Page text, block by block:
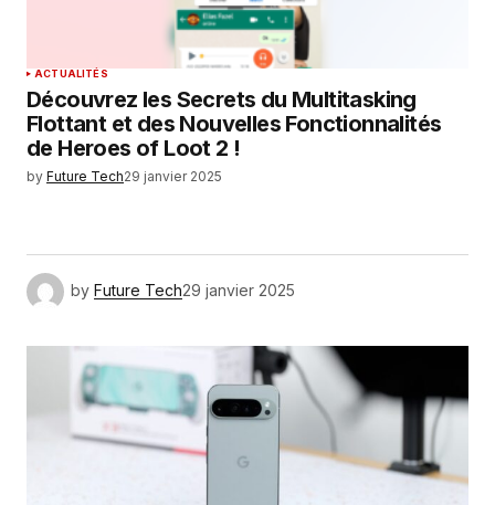
by Future Tech29 janvier 2025
ACTUALITÉS
Découvrez les Secrets du Multitasking
Flottant et des Nouvelles Fonctionnalités
de Heroes of Loot 2 !
by Future Tech29 janvier 2025